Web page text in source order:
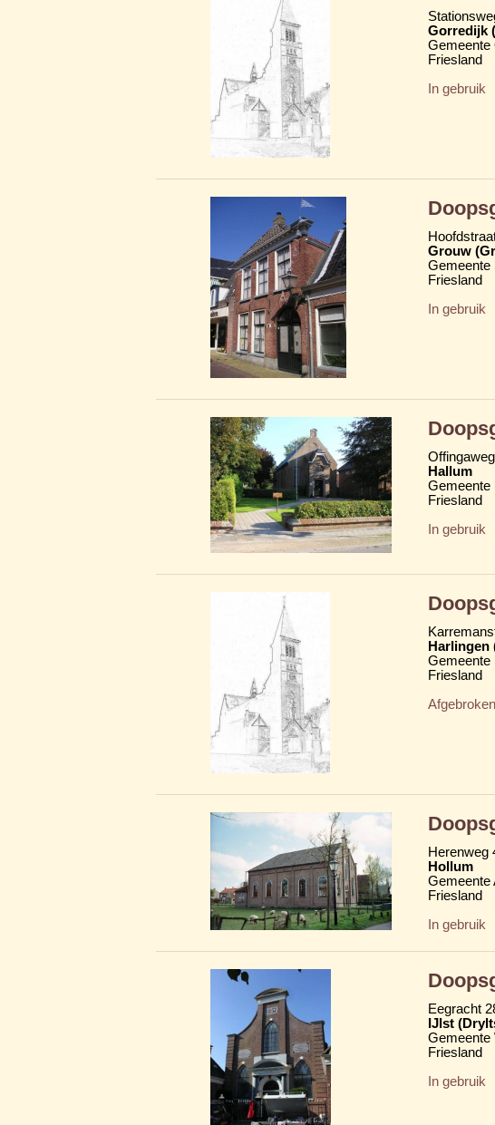
Gorredijk
Gemeente
Friesland
In gebruik
Grouw
Gemeente
Friesland
In gebruik
Hallum
Gemeente
Friesland
In gebruik
Harlingen
Gemeente
Friesland
Afgebroken
Herenweg
Hollum
Gemeente
Friesland
In gebruik
Eegracht
IJlst
Gemeente
Friesland
In gebruik